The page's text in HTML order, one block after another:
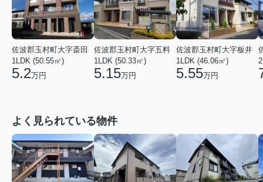
佐波郡玉村町大字斎田
1LDK (50.55㎡)
5.2万円
佐波郡玉村町大字五料
1LDK (50.33㎡)
5.15万円
佐波郡玉村町大字板井
1LDK (46.06㎡)
5.55万円
よく見られている物件